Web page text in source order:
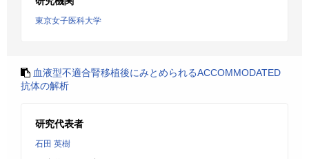
東京女子医科大学
血液型不適合腎移植後にみとめられるACCOMMODATED
抗体の解析
研究代表者
石田 英樹